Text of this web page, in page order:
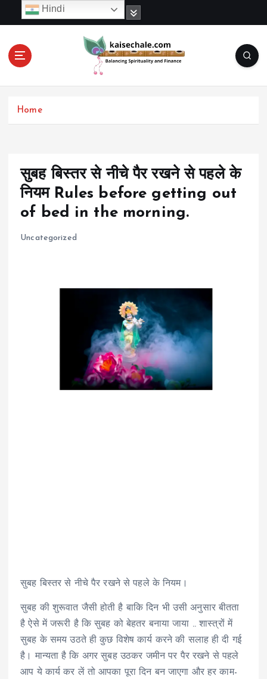
c
Home
सुबह बिस्तर से नीचे पैर रखने से पहले के
नियम Rules before getting out
of bed in the morning.
Uncategorized
सुबह बिस्तर से नीचे पैर रखने से पहले के नियम।
सुबह की शुरूवात जैसी होती है बाकि दिन भी उसी अनुसार बीतता
है ऐसे में जरूरी है कि सुबह को बेहतर बनाया जाया .. शास्त्रों में
सुबह के समय उठते ही कुछ विशेष कार्य करने की सलाह ही दी गई
है। मान्यता है कि अगर सुबह उठकर जमीन पर पैर रखने से पहले
आप ये कार्य कर लें तो आपका पूरा दिन बन जाएगा और हर काम-
Hindi